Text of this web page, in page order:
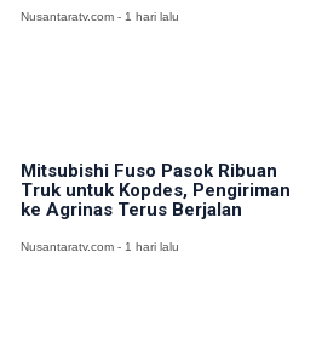
Nusantaratv.com - 1 hari lalu
Mitsubishi Fuso Pasok Ribuan
Truk untuk Kopdes, Pengiriman
ke Agrinas Terus Berjalan
Nusantaratv.com - 1 hari lalu